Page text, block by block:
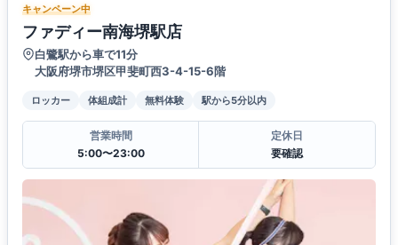
キャンペーン中
ファディー南海堺駅店
白鷺駅から車で11分
大阪府堺市堺区甲斐町西3-4-15-6階
ロッカー 体組成計 無料体験 駅から5分以内
営業時間
5:00〜23:00
定休日
要確認